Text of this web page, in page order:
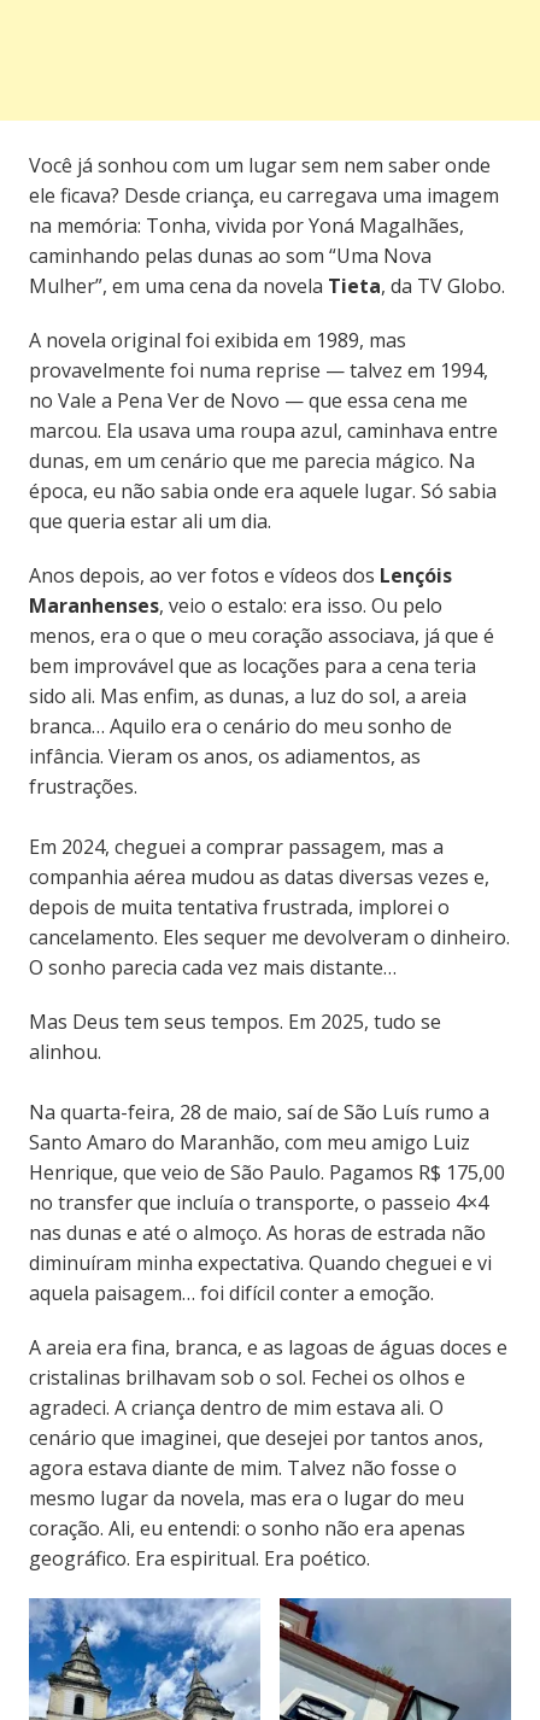
Você já sonhou com um lugar sem nem saber onde
ele ficava? Desde criança, eu carregava uma imagem
na memória: Tonha, vivida por Yoná Magalhães,
caminhando pelas dunas ao som “Uma Nova
Mulher”, em uma cena da novela Tieta, da TV Globo.
A novela original foi exibida em 1989, mas
provavelmente foi numa reprise — talvez em 1994,
no Vale a Pena Ver de Novo — que essa cena me
marcou. Ela usava uma roupa azul, caminhava entre
dunas, em um cenário que me parecia mágico. Na
época, eu não sabia onde era aquele lugar. Só sabia
que queria estar ali um dia.
Anos depois, ao ver fotos e vídeos dos Lençóis
Maranhenses, veio o estalo: era isso. Ou pelo
menos, era o que o meu coração associava, já que é
bem improvável que as locações para a cena teria
sido ali. Mas enfim, as dunas, a luz do sol, a areia
branca… Aquilo era o cenário do meu sonho de
infância. Vieram os anos, os adiamentos, as
frustrações.
Em 2024, cheguei a comprar passagem, mas a
companhia aérea mudou as datas diversas vezes e,
depois de muita tentativa frustrada, implorei o
cancelamento. Eles sequer me devolveram o dinheiro.
O sonho parecia cada vez mais distante…
Mas Deus tem seus tempos. Em 2025, tudo se
alinhou.
Na quarta-feira, 28 de maio, saí de São Luís rumo a
Santo Amaro do Maranhão, com meu amigo Luiz
Henrique, que veio de São Paulo. Pagamos R$ 175,00
no transfer que incluía o transporte, o passeio 4×4
nas dunas e até o almoço. As horas de estrada não
diminuíram minha expectativa. Quando cheguei e vi
aquela paisagem… foi difícil conter a emoção.
A areia era fina, branca, e as lagoas de águas doces e
cristalinas brilhavam sob o sol. Fechei os olhos e
agradeci. A criança dentro de mim estava ali. O
cenário que imaginei, que desejei por tantos anos,
agora estava diante de mim. Talvez não fosse o
mesmo lugar da novela, mas era o lugar do meu
coração. Ali, eu entendi: o sonho não era apenas
geográfico. Era espiritual. Era poético.